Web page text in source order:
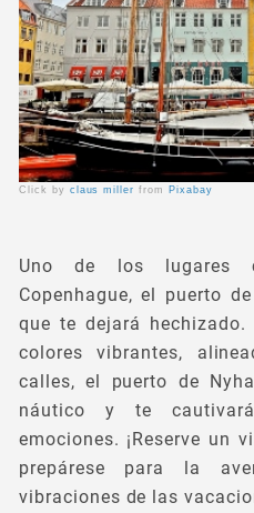
Click by claus millerfrom Pixabay
Uno de los lugares
Copenhague, el puerto
que te dejará
colores vibrantes,
calles, el puerto de
náutico y te
emociones. ¡Reserve un
prepárese para la
vibraciones de las